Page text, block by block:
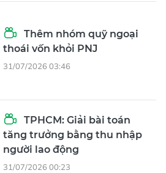
Thêm nhóm quỹ ngoại
thoái vốn khỏi PNJ
31/07/2026 03:46
TPHCM: Giải bài toán
tăng trưởng bằng thu nhập
người lao động
31/07/2026 00:23